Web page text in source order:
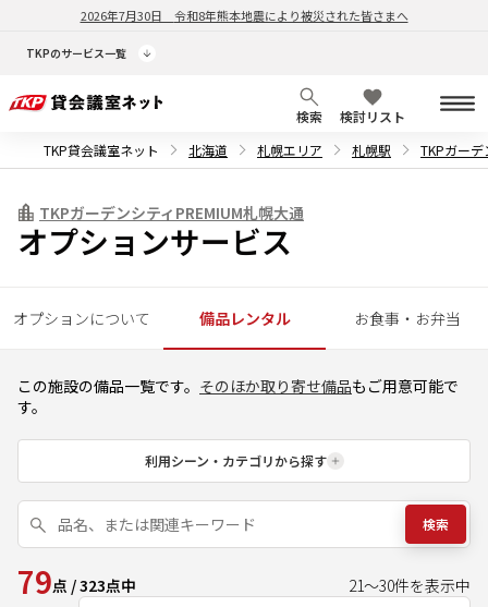
2026年7月30日 令和8年熊本地震により被災された皆さまへ
TKPのサービス一覧
検索
検討リスト
TKP貸会議室ネット
北海道 札幌エリア 札幌駅 TKPガーデ
TKPガーデンシティPREMIUM札幌大通
オプションサービス
オプションについて 備品レンタル お食事・お弁当
この施設の備品一覧です。 そのほか取り寄せ備品もご用意可能で
す。
利用シーン・カテゴリから探す
検索
79点 /323点中 21～30件を表示中